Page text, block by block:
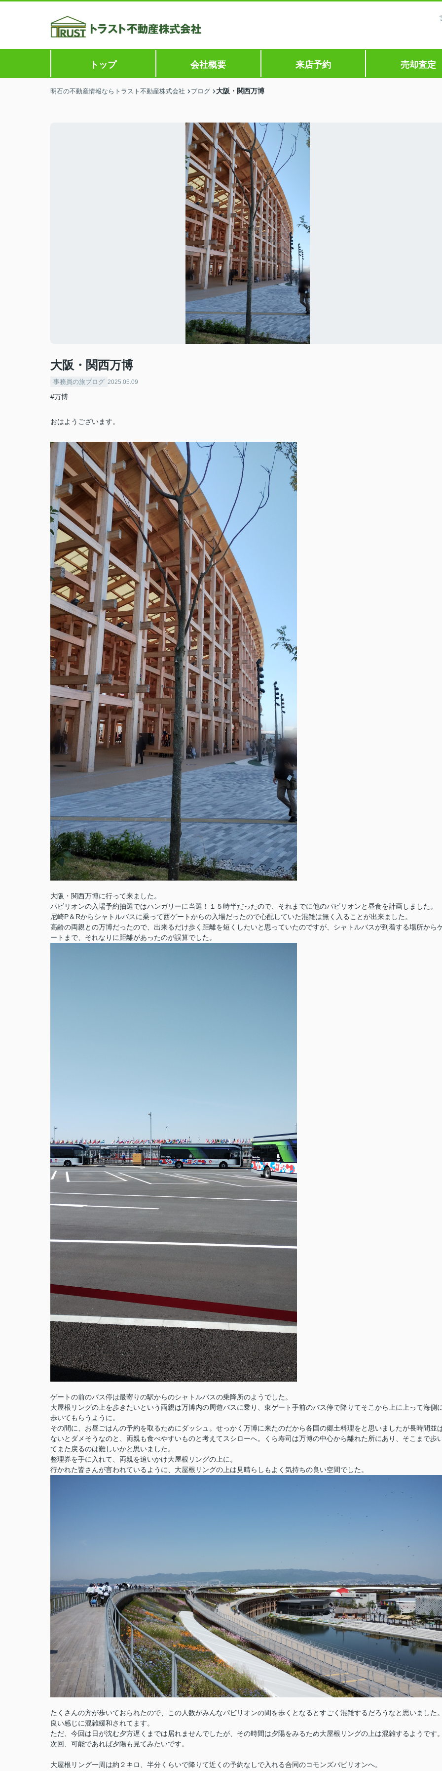
トップ 会社概要 来店予約 売却査定
明石の不動産情報ならトラスト不動産株式会社 ブログ 大阪・関西万博
大阪・関西万博
事務員の旅ブログ 2025.05.09
#万博
おはようございます。
大阪・関西万博に行って来ました。
パビリオンの入場予約抽選ではハンガリーに当選！１５時半だったので、それまでに他のパビリオンと昼食を計画しました。
尼崎P＆Rからシャトルバスに乗って西ゲートからの入場だったので心配していた混雑は無く入ることが出来ました。
高齢の両親との万博だったので、出来るだけ歩く距離を短くしたいと思っていたのですが、シャトルバスが到着する場所から
ートまで、それなりに距離があったのが誤算でした。
ゲートの前のバス停は最寄りの駅からのシャトルバスの乗降所のようでした。
大屋根リングの上を歩きたいという両親は万博内の周遊バスに乗り、東ゲート手前のバス停で降りてそこから上に上って海側
歩いてもらうように。
その間に、お昼ごはんの予約を取るためにダッシュ。せっかく万博に来たのだから各国の郷土料理をと思いましたが長時間並
ないとダメそうなのと、両親も食べやすいものと考えてスシローへ。くら寿司は万博の中心から離れた所にあり、そこまで歩
てまた戻るのは難しいかと思いました。
整理券を手に入れて、両親を追いかけ大屋根リングの上に。
行かれた皆さんが言われているように、大屋根リングの上は見晴らしもよく気持ちの良い空間でした。
たくさんの方が歩いておられたので、この人数がみんなパビリオンの間を歩くとなるとすごく混雑するだろうなと思いました
良い感じに混雑緩和されてます。
ただ、今回は日が沈む夕方遅くまでは居れませんでしたが、その時間は夕陽をみるため大屋根リングの上は混雑するようです
次回、可能であれば夕陽も見てみたいです。
大屋根リング一周は約２キロ、半分くらいで降りて近くの予約なしで入れる合同のコモンズパビリオンへ。